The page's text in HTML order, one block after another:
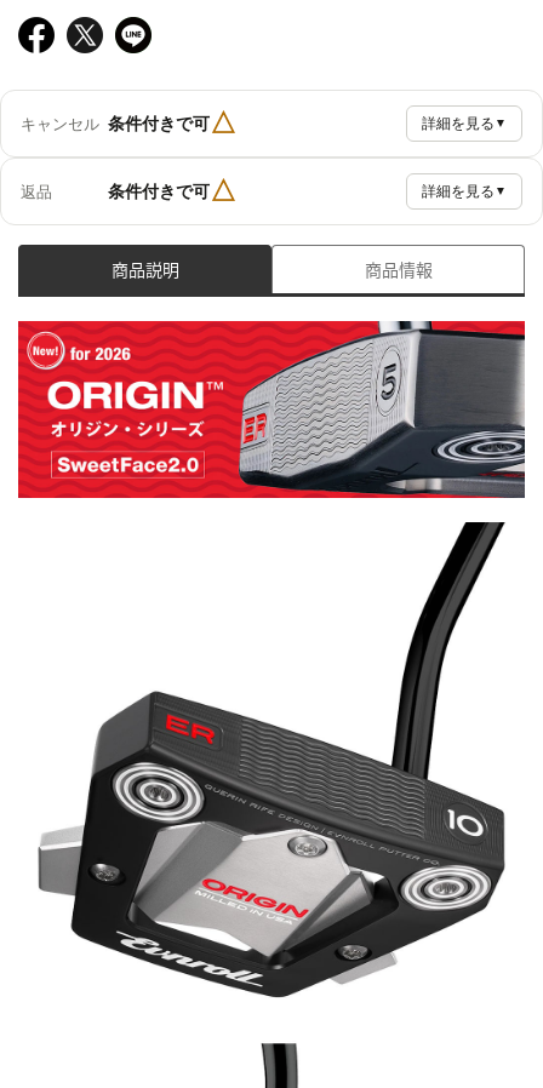
キャンセル 条件付きで可△ 詳細を見る ▼
返品 条件付きで可△ 詳細を見る ▼
商品説明 商品情報